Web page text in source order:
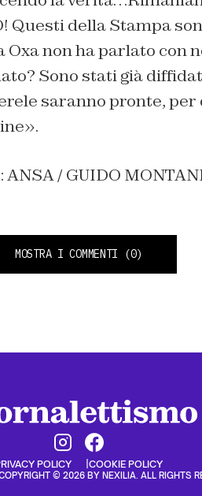
Questi della Stampa
non ha parlato con
Sono stati già
saranno pronte,
/ GUIDO
MOSTRA I COMMENTI (0)
POLICY COOKIE POLICY
© 2026 BY NEXILIA. ALL RIGHTS